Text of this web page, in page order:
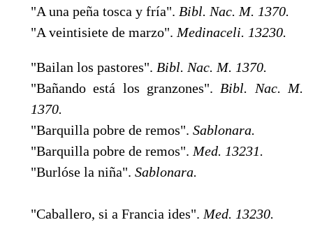
"A una peña tosca y fría". Bibl. Nac. M. 1370.
"A veintisiete de marzo". Medinaceli. 13230.
"Bailan los pastores". Bibl. Nac. M. 1370.
"Bañando está los granzones". Bibl. Nac. M.
1370.
"Barquilla pobre de remos". Sablonara.
"Barquilla pobre de remos". Med. 13231.
"Burlóse la niña". Sablonara.
"Caballero, si a Francia ides". Med. 13230.